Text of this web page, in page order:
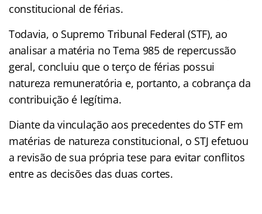
constitucional de férias.
Todavia, o Supremo Tribunal Federal (STF), ao
analisar a matéria no Tema 985 de repercussão
geral, concluiu que o terço de férias possui
natureza remuneratória e, portanto, a cobrança da
contribuição é legítima.
Diante da vinculação aos precedentes do STF em
matérias de natureza constitucional, o STJ efetuou
a revisão de sua própria tese para evitar conflitos
entre as decisões das duas cortes.